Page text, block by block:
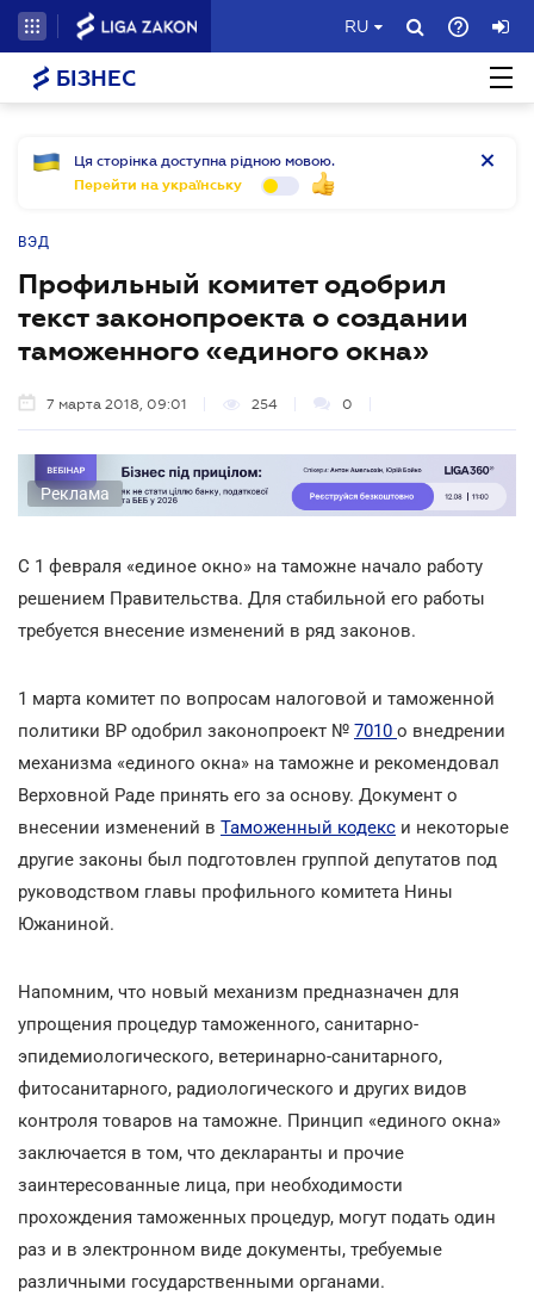
RU
БІЗНЕС
Ця сторінка доступна рідною мовою.
Перейти на українську
ВЭД
Профильный комитет одобрил
текст законопроекта о создании
таможенного «единого окна»
7 марта 2018, 09:01 254 0
Реклама
С 1 февраля «единое окно» на таможне начало работу
решением Правительства. Для стабильной его работы
требуется внесение изменений в ряд законов.
1 марта комитет по вопросам налоговой и таможенной
политики ВР одобрил законопроект № 7010 о внедрении
механизма «единого окна» на таможне и рекомендовал
Верховной Раде принять его за основу. Документ о
внесении изменений в Таможенный кодекс и некоторые
другие законы был подготовлен группой депутатов под
руководством главы профильного комитета Нины
Южаниной.
Напомним, что новый механизм предназначен для
упрощения процедур таможенного, санитарно-
эпидемиологического, ветеринарно-санитарного,
фитосанитарного, радиологического и других видов
контроля товаров на таможне. Принцип «единого окна»
заключается в том, что декларанты и прочие
заинтересованные лица, при необходимости
прохождения таможенных процедур, могут подать один
раз и в электронном виде документы, требуемые
различными государственными органами.